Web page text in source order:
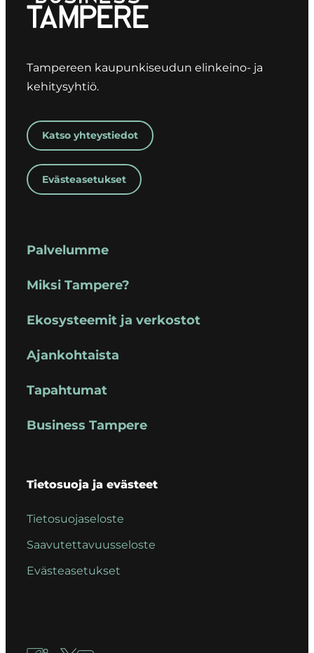
Tampereen kaupunkiseudun elinkeino- ja
kehitysyhtiö.
Katso yhteystiedot
Evästeasetukset
Palvelumme
Miksi Tampere?
Ekosysteemit ja verkostot
Ajankohtaista
Tapahtumat
Business Tampere
Tietosuoja ja evästeet
Tietosuojaseloste
Saavutettavuusseloste
Evästeasetukset